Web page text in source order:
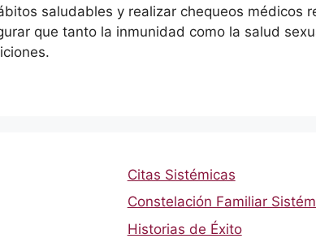
saludables y realizar chequeos médicos
que tanto la inmunidad como la salud
Citas Sistémicas
Constelación Familiar
Historias de Éxito